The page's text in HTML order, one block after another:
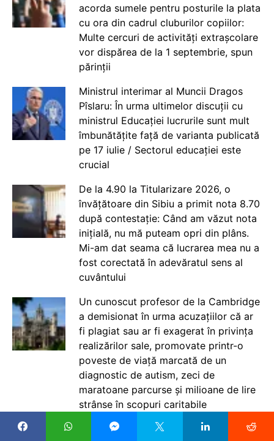
acorda sumele pentru posturile la plata
cu ora din cadrul cluburilor copiilor:
Multe cercuri de activități extrașcolare
vor dispărea de la 1 septembrie, spun
părinții
Ministrul interimar al Muncii Dragos
Pîslaru: În urma ultimelor discuții cu
ministrul Educației lucrurile sunt mult
îmbunătățite față de varianta publicată
pe 17 iulie / Sectorul educației este
crucial
De la 4.90 la Titularizare 2026, o
învățătoare din Sibiu a primit nota 8.70
după contestație: Când am văzut nota
inițială, nu mă puteam opri din plâns.
Mi-am dat seama că lucrarea mea nu a
fost corectată în adevăratul sens al
cuvântului
Un cunoscut profesor de la Cambridge
a demisionat în urma acuzațiilor că ar
fi plagiat sau ar fi exagerat în privința
realizărilor sale, promovate printr-o
poveste de viață marcată de un
diagnostic de autism, zeci de
maratoane parcurse și milioane de lire
strânse în scopuri caritabile
Profesor de Istorie cu 9.70 la